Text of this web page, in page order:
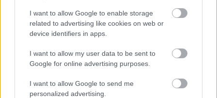
I want to allow Google to enable storage
related to advertising like cookies on web or
device identifiers in apps.
I want to allow my user data to be sent to
Google for online advertising purposes.
I want to allow Google to send me
personalized advertising.
_Nagy Krisztián_ 2013.08.16 13:01:57
@Ghavin:
Digitális képregény: www.whatisthebunker.com
_Nagy Krisztián_ 2013.08.17 12:43:56
@Zsoca87
ez egyéni szoc probléma. Dan Slottnak elnézem :)